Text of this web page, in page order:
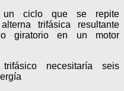
ciclo que se repite
trifásica resultante
giratorio en un motor
necesitaría seis